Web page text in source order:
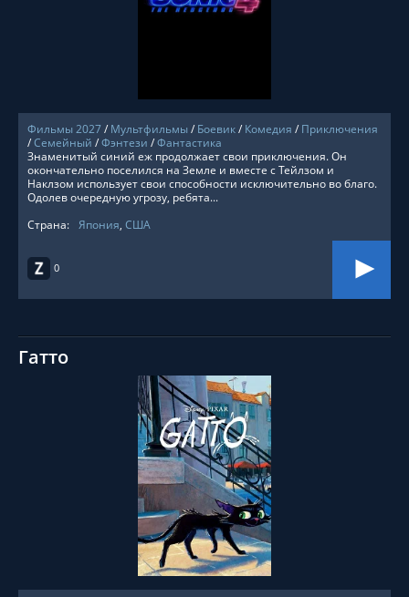
Фильмы 2027/ Мультфильмы/ Боевик/ Комедия / Приключения
/Семейный /Фэнтези /Фантастика
0
Знаменитый синий еж продолжает свои приключения. Он
окончательно поселился на Земле и вместе с Тейлзом и
Наклзом использует свои способности исключительно во благо.
Одолев очередную угрозу, ребята...
Страна: Япония, США
Гатто
СМОТРЕТЬ ОНЛАЙН